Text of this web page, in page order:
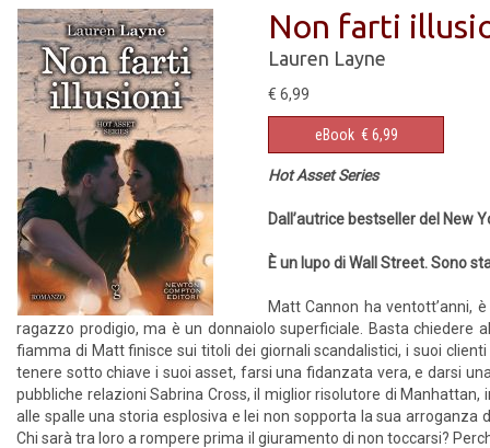
Non farti
Lauren Layne
€ 6,99
eBook € 6,99
Hot Asset Series
Dall’autrice bestseller del New
È un lupo di Wall Street. Sono
Matt Cannon ha ventott’anni,
ragazzo prodigio, ma è un donnaiolo superficiale. Basta chiedere
fiamma di Matt finisce sui titoli dei giornali scandalistici, i suoi
tenere sotto chiave i suoi asset, farsi una fidanzata vera, e darsi
pubbliche relazioni Sabrina Cross, il miglior risolutore di
alle spalle una storia esplosiva e lei non sopporta la sua
Chi sarà tra loro a rompere prima il giuramento di non toccarsi?